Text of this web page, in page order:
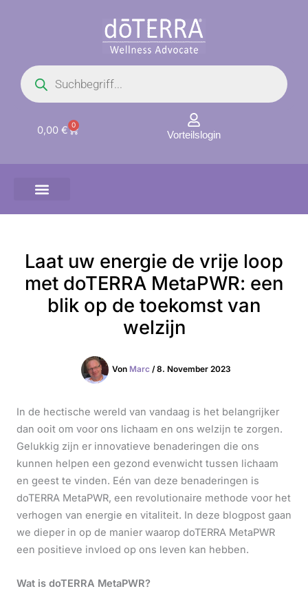
Products
search
0,00 € 0
Warenkorb Vorteilslogin
Laat uw energie de vrije loop
met doTERRA MetaPWR: een
blik op de toekomst van
welzijn
Von Marc /8. November 2023
In de hectische wereld van vandaag is het belangrijker
dan ooit om voor ons lichaam en ons welzijn te zorgen.
Gelukkig zijn er innovatieve benaderingen die ons
kunnen helpen een gezond evenwicht tussen lichaam
en geest te vinden. Eén van deze benaderingen is
doTERRA MetaPWR, een revolutionaire methode voor het
verhogen van energie en vitaliteit. In deze blogpost gaan
we dieper in op de manier waarop doTERRA MetaPWR
een positieve invloed op ons leven kan hebben.
Wat is doTERRA MetaPWR?